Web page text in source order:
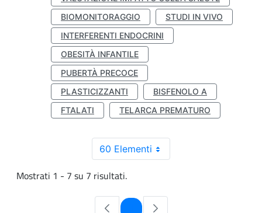
BIOMONITORAGGIO
STUDI IN VIVO
INTERFERENTI ENDOCRINI
OBESITÀ INFANTILE
PUBERTÀ PRECOCE
PLASTICIZZANTI
BISFENOLO A
FTALATI
TELARCA PREMATURO
60 Elementi
Mostrati 1 - 7 su 7 risultati.
Pagina